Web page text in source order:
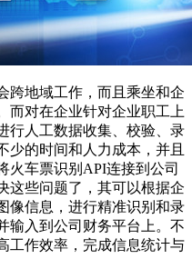
地域工作，而且乘坐和企
而对在企业针对企业职工上
行人工数据收集、校验、录
少的时间和人力成本，并且
火车票识别API连接到公司
这些问题了，其可以根据企
像信息，进行精准识别和录
输入到公司财务平台上。不
工作效率，完成信息统计与